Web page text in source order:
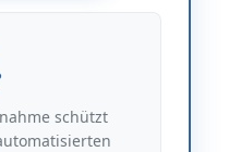
schützt